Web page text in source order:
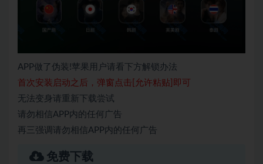
APP做了伪装!苹果用户请看下方解锁办法
首次安装启动之后，弹窗点击[允许粘贴]即可
无法变身请重新下载尝试
请勿相信APP内的任何广告
再三强调请勿相信APP内的任何广告
免费下载